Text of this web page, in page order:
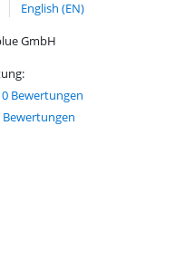
English (EN)
GmbH
Bewertungen
Bewertungen